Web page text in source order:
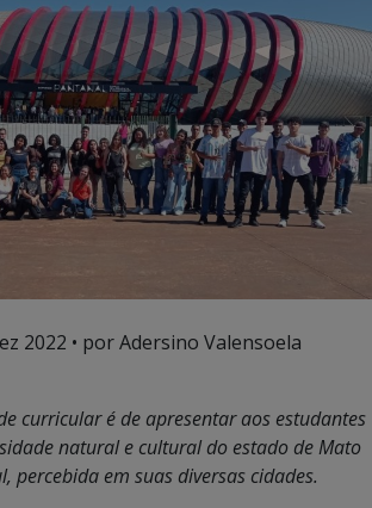
2022 • por Adersino Valensoela
curricular é de apresentar aos estudantes
natural e cultural do estado de Mato
percebida em suas diversas cidades.